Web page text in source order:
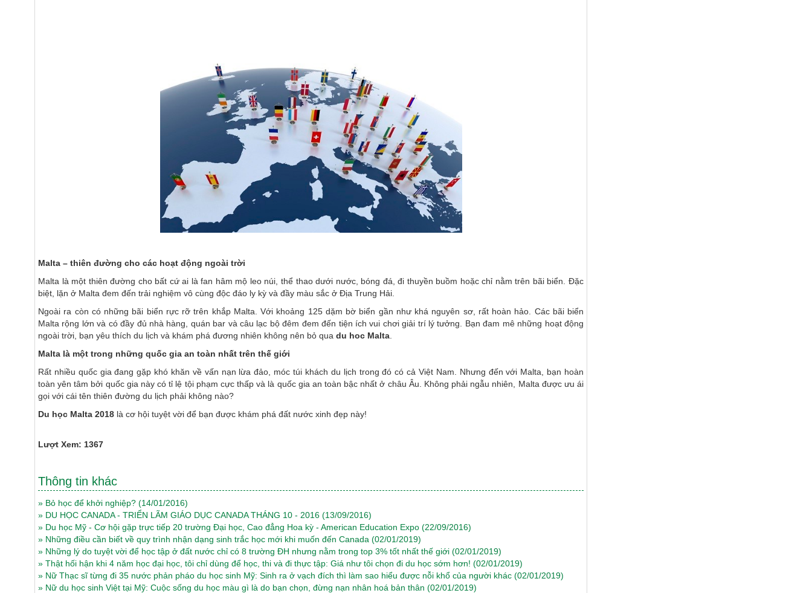
Malta – thiên đường cho các hoạt động ngoài trời
Malta là một thiên đường cho bất cứ ai là fan hâm mộ leo núi, thể thao dưới nước, bóng đá, đi thuyền buồm hoặc chỉ nằm trên bãi biển. Đặc
biệt, lặn ở Malta đem đến trải nghiệm vô cùng độc đáo ly kỳ và đầy màu sắc ở Địa Trung Hải.
Ngoài ra còn có những bãi biển rực rỡ trên khắp Malta. Với khoảng 125 dặm bờ biển gần như khá nguyên sơ, rất hoàn hảo. Các bãi biển
Malta rộng lớn và có đầy đủ nhà hàng, quán bar và câu lạc bộ đêm đem đến tiện ích vui chơi giải trí lý tưởng. Bạn đam mê những hoạt động
ngoài trời, bạn yêu thích du lịch và khám phá đương nhiên không nên bỏ qua du hoc Malta
Malta là một trong những quốc gia an toàn nhất trên thế giới
Rất nhiều quốc gia đang gặp khó khăn về vấn nạn lừa đảo, móc túi khách du lịch trong đó có cả Việt Nam. Nhưng đến với Malta, bạn hoàn
toàn yên tâm bởi quốc gia này có tỉ lệ tội phạm cực thấp và là quốc gia an toàn bậc nhất ở châu Âu. Không phải ngẫu nhiên, Malta được ưu ái
gọi với cái tên thiên đường du lịch phải không nào?
Du học Malta 2018 là cơ hội tuyệt vời để bạn được khám phá đất nước xinh đẹp này!
Lượt Xem: 1367
Thông tin khác
» Bỏ học để khởi nghiệp? (14/01/2016)
» DU HỌC CANADA - TRIỂN LÃM GIÁO DỤC CANADA THÁNG 10 - 2016 (13/09/2016)
» Du học Mỹ - Cơ hội gặp trực tiếp 20 trường Đại học, Cao đẳng Hoa kỳ - American Education Expo (22/09/2016)
» Những điều cần biết về quy trình nhận dạng sinh trắc học mới khi muốn đến Canada (02/01/2019)
» Những lý do tuyệt vời để học tập ở đất nước chỉ có 8 trường ĐH nhưng nằm trong top 3% tốt nhất thế giới (02/01/2019)
» Thật hối hận khi 4 năm học đại học, tôi chỉ dùng để học, thi và đi thực tập: Giá như tôi chọn đi du học sớm hơn! (02/01/2019)
» Nữ Thạc sĩ từng đi 35 nước phản pháo du học sinh Mỹ: Sinh ra ở vạch đích thì làm sao hiểu được nỗi khổ của người khác (02/01/2019)
» Nữ du học sinh Việt tại Mỹ: Cuộc sống du học màu gì là do bạn chọn, đừng nạn nhân hoá bản thân (02/01/2019)